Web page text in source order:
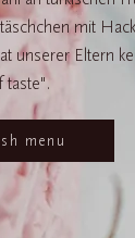
mit
unserer Eltern
taste".
menu